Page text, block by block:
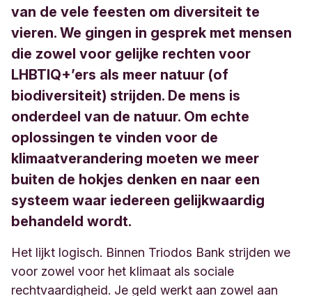
van de vele feesten om diversiteit te
vieren. We gingen in gesprek met mensen
die zowel voor gelijke rechten voor
LHBTIQ+’ers als meer natuur (of
biodiversiteit) strijden. De mens is
onderdeel van de natuur. Om echte
oplossingen te vinden voor de
klimaatverandering moeten we meer
buiten de hokjes denken en naar een
systeem waar iedereen gelijkwaardig
behandeld wordt.
Het lijkt logisch. Binnen Triodos Bank strijden we
voor zowel voor het klimaat als sociale
rechtvaardigheid. Je geld werkt aan zowel aan